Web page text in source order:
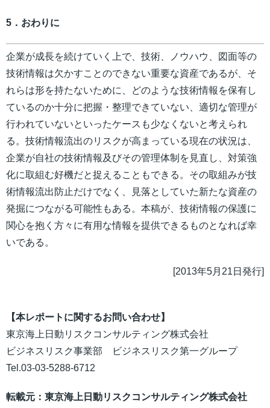
5．おわりに
企業が成長を続けていく上で、技術、ノウハウ、図面等の
技術情報は欠かすことのできない重要な資産であるが、そ
れらは形を持たないために、どのような技術情報を保有し
ているのか十分に把握・整理できていない、適切な管理が
行われていないといったケースも少なくないと考えられ
る。技術情報流出のリスクが高まっている現在の状況は、
企業が自社の技術情報及びその管理体制を見直し、対策強
化に取組む好機だと捉えることもできる。その取組みが技
術情報流出防止だけでなく、見落としていた新たな資産の
発掘につながる可能性もある。本稿が、技術情報の保護に
関心を抱く方々に有用な情報を提供できるものとなれば幸
いである。
[2013年5月21日発行]
【本レポートに関するお問い合わせ】
東京海上日動リスクコンサルティング株式会社
ビジネスリスク事業部 ビジネスリスク第一グループ
Tel.03-03-5288-6712
転載元：東京海上日動リスクコンサルティング株式会社